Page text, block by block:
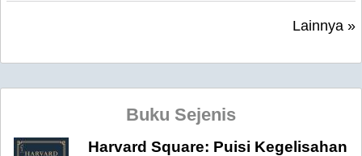
Lainnya »
Buku Sejenis
Harvard Square: Puisi Kegelisahan